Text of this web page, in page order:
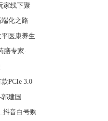
家线下聚
化之路
医康养生
膳专家·
PCIe 3.0
建国
抖音白号购